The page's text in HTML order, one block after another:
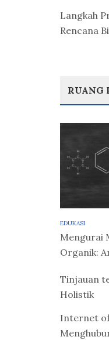
Langkah
Rencana
RUANG
EDUKASI
Mengurai
Organik:
Tinjauan
Holistik
Internet